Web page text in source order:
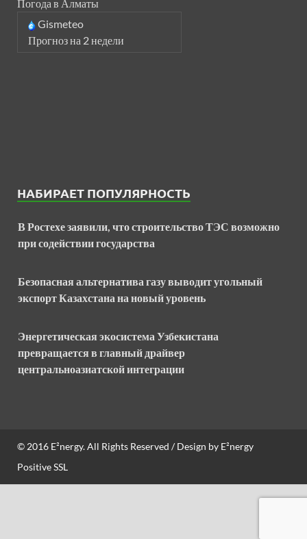
Погода в Алматы
Gismeteo
Прогноз на 2 недели
НАБИРАЕТ ПОПУЛЯРНОСТЬ
В Ростехе заявили, что строительство ТЭС возможно
при содействии государства
Безопасная альтернатива газу выводит угольный
экспорт Казахстана на новый уровень
Энергетическая экосистема Узбекистана
превращается в главный драйвер
центральноазиатской интеграции
© 2016 E²nergy. All Rights Reserved / Design by E²nergy
Positive SSL